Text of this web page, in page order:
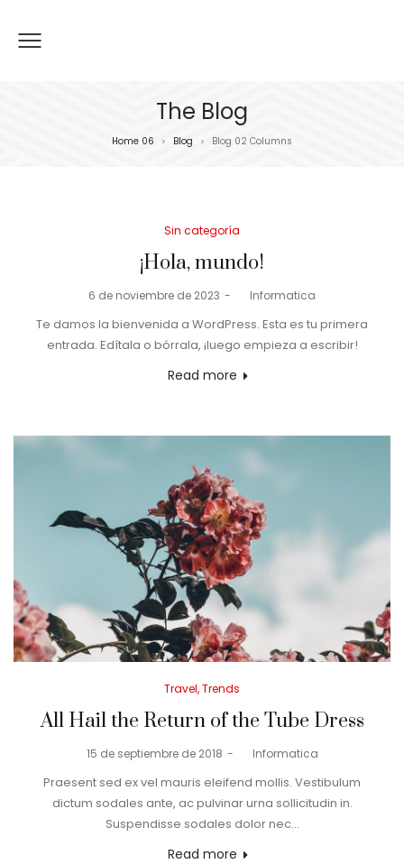
The Blog
Home 06 > Blog > Blog 02 Columns
Posted
Sin categoría
¡Hola, mundo!
Posted
6 de noviembre de 2023 Informatica
Te damos la bienvenida a WordPress. Esta es tu primera
entrada. Edítala o bórrala, ¡luego empieza a escribir!
Read more
Posted
Travel Trends
All Hail the Return of the Tube Dress
Posted
15 de septiembre de 2018 Informatica
Praesent sed ex vel mauris eleifend mollis. Vestibulum
dictum sodales ante, ac pulvinar urna sollicitudin in.
Suspendisse sodales dolor nec…
Read more